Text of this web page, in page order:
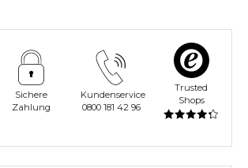
Sichere
Zahlung
Kundenservice
0800 181 42 96
Trusted
Shops